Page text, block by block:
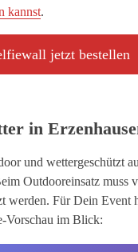
kannst.
jetzt bestellen
in
und wettergeschützt
Outdooreinsatz muss
werden. Für Dein Event
Vorschau im Blick: